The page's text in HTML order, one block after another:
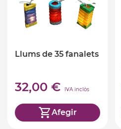
Llums de 35 fanalets
32,00 € IVA inclòs
Afegir